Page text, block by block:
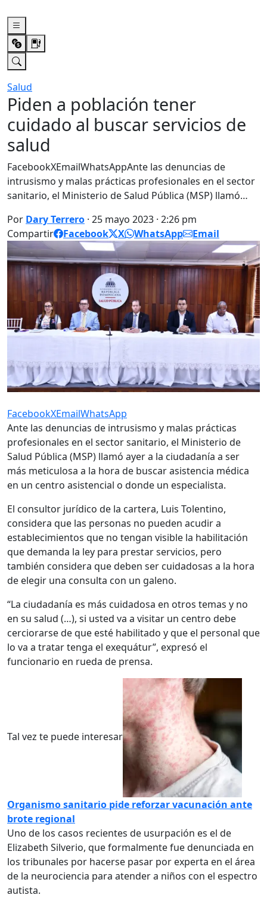
Salud
Piden a población tener
cuidado al buscar servicios de
salud
FacebookXEmailWhatsAppAnte las denuncias de
intrusismo y malas prácticas profesionales en el sector
sanitario, el Ministerio de Salud Pública (MSP) llamó…
Por Dary Terrero · 25 mayo 2023 · 2:26 pm
Compartir
Facebook X WhatsApp Email
FacebookXEmailWhatsApp
Ante las denuncias de intrusismo y malas prácticas
profesionales en el sector sanitario, el Ministerio de
Salud Pública (MSP) llamó ayer a la ciudadanía a ser
más meticulosa a la hora de buscar asistencia médica
en un centro asistencial o donde un especialista.
El consultor jurídico de la cartera, Luis Tolentino,
considera que las personas no pueden acudir a
establecimientos que no tengan visible la habilitación
que demanda la ley para prestar servicios, pero
también considera que deben ser cuidadosas a la hora
de elegir una consulta con un galeno.
“La ciudadanía es más cuidadosa en otros temas y no
en su salud (…), si usted va a visitar un centro debe
cerciorarse de que esté habilitado y que el personal que
lo va a tratar tenga el exequátur”, expresó el
funcionario en rueda de prensa.
Tal vez te puede interesar
Organismo sanitario pide reforzar vacunación ante
brote regional
Uno de los casos recientes de usurpación es el de
Elizabeth Silverio, que formalmente fue denunciada en
los tribunales por hacerse pasar por experta en el área
de la neurociencia para atender a niños con el espectro
autista.